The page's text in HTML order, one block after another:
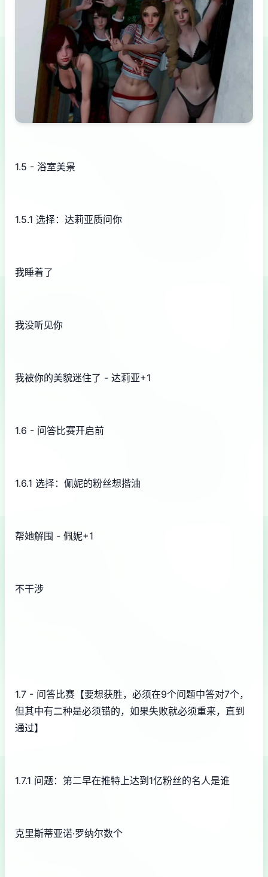
1.5 - 浴室美景
1.5.1 选择：达莉亚质问你
我睡着了
我没听见你
我被你的美貌迷住了 - 达莉亚+1
1.6 - 问答比赛开启前
1.6.1 选择：佩妮的粉丝想揩油
帮她解围 - 佩妮+1
不干涉
1.7 - 问答比赛【要想获胜，必须在9个问题中答对7个，
但其中有二种是必须错的，如果失败就必须重来，直到
通过】
1.7.1 问题：第二早在推特上达到1亿粉丝的名人是谁
克里斯蒂亚诺·罗纳尔数个